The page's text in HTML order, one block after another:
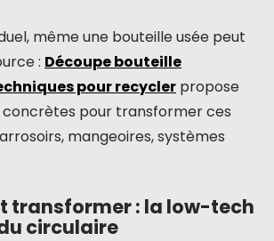
même une bouteille usée peut
: Découpe bouteille
pour recycler propose
concrètes pour transformer ces
mangeoires, systèmes
transformer : la low-tech
circulaire